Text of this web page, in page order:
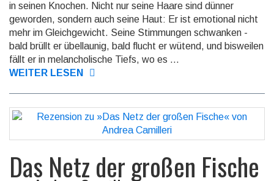
in seinen Knochen. Nicht nur seine Haare sind dünner
geworden, sondern auch seine Haut: Er ist emotional nicht
mehr im Gleichgewicht. Seine Stimmungen schwanken -
bald brüllt er übellaunig, bald flucht er wütend, und bisweilen
fällt er in me­lan­cho­li­sche Tiefs, wo es ...
WEITER LESEN
Das Netz der großen Fische